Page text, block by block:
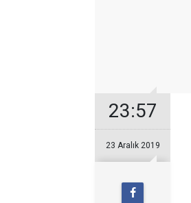
23:57
23 Aralık 2019